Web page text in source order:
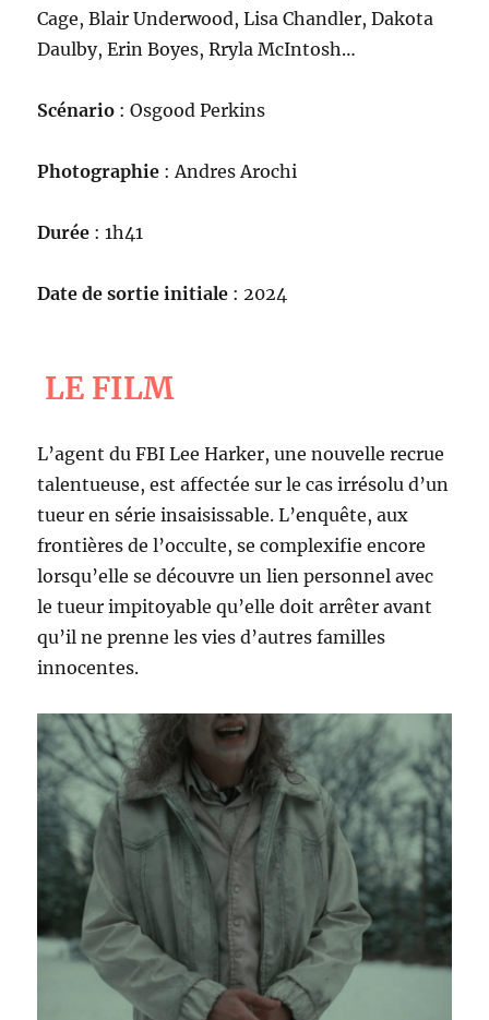
Cage, Blair Underwood, Lisa Chandler, Dakota
Daulby, Erin Boyes, Rryla McIntosh…
Scénario : Osgood Perkins
Photographie : Andres Arochi
Durée : 1h41
Date de sortie initiale : 2024
LE FILM
L’agent du FBI Lee Harker, une nouvelle recrue
talentueuse, est affectée sur le cas irrésolu d’un
tueur en série insaisissable. L’enquête, aux
frontières de l’occulte, se complexifie encore
lorsqu’elle se découvre un lien personnel avec
le tueur impitoyable qu’elle doit arrêter avant
qu’il ne prenne les vies d’autres familles
innocentes.